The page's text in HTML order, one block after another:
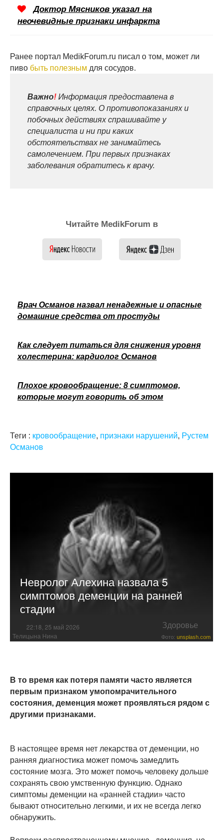
Доктор Мясников указал на
неочевидные признаки инфаркта
Ранее портал MedikForum.ru писал о том, может ли
пиво быть полезным для сосудов.
Важно! Информация предоставлена в
справочных целях. О противопоказаниях и
побочных действиях спрашивайте у
специалиста и ни при каких
обстоятельствах не занимайтесь
самолечением. При первых признаках
заболевания обратитесь к врачу.
Читайте MedikForum в
Врач Османов назвал ненадежные и опасные
домашние средства от простуды
Как следует питаться для снижения уровня
холестерина: кардиолог Османов
Плохое кровообращение: 8 симптомов,
которые могут говорить об этом
Теги : кровообращение, признаки нарушений, Рустем
Османов
Невролог Алехина назвала 5
симптомов деменции на ранней
стадии
22:18, 25 май 2026 Здоровье
Телицына Нина Фото: unsplash.com
В то время как потеря памяти часто является
первым признаком умопомрачительного
состояния, деменция может проявляться рядом с
другими признаками.
В настоящее время нет лекарства от деменции, но
ранняя диагностика может помочь замедлить
состояние мозга. Это может помочь человеку дольше
сохранять свою умственную функцию. Однако
симптомы деменции на «ранней стадии» часто
бывают относительно легкими, и их не всегда легко
обнаружить.